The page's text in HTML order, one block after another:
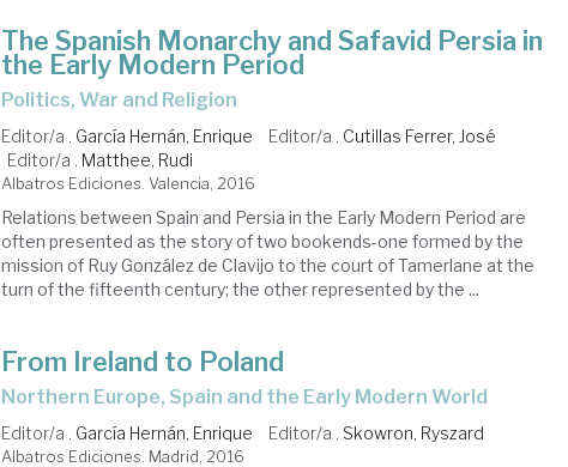
The Spanish Monarchy and Safavid Persia in
the Early Modern Period
Politics, War and Religion
Editor/a . García Hernán, Enrique Editor/a . Cutillas Ferrer, José
Editor/a . Matthee, Rudi
Albatros Ediciones. Valencia, 2016
Relations between Spain and Persia in the Early Modern Period are
often presented as the story of two bookends-one formed by the
mission of Ruy González de Clavijo to the court of Tamerlane at the
turn of the fifteenth century; the other represented by the ...
From Ireland to Poland
Northern Europe, Spain and the Early Modern World
Editor/a . García Hernán, Enrique Editor/a . Skowron, Ryszard
Albatros Ediciones. Madrid, 2016